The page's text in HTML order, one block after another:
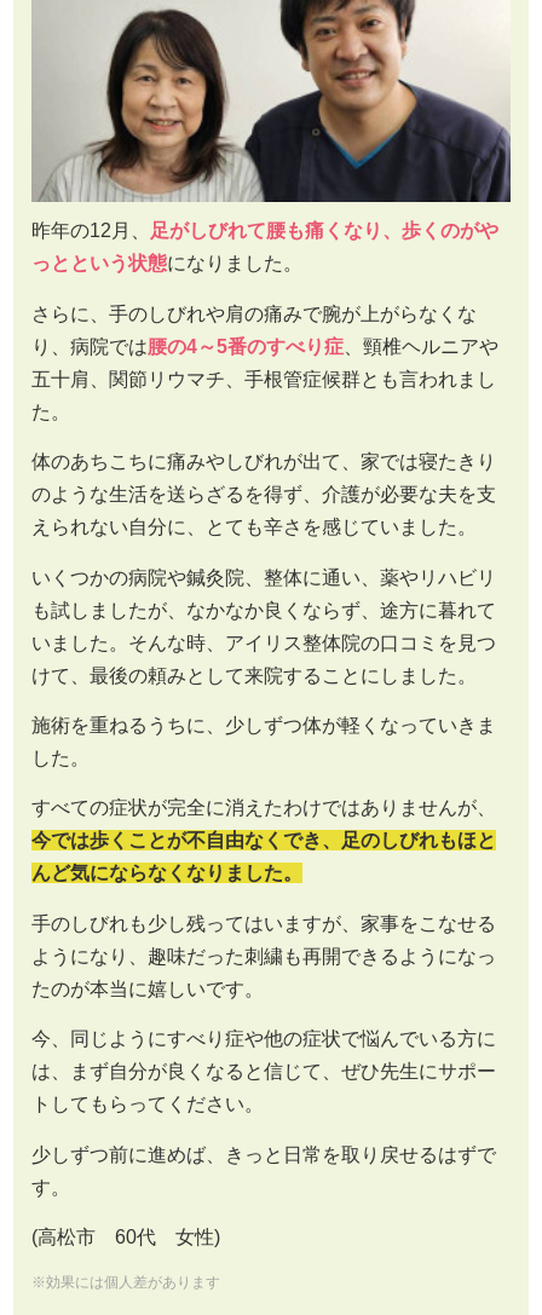
昨年の12月、 足がしびれて腰も痛くなり、歩くのがや
っとという状態になりました。
さらに、手のしびれや肩の痛みで腕が上がらなくな
り、病院では腰の4～5番のすべり症 、頸椎ヘルニアや
五十肩、関節リウマチ、手根管症候群とも言われまし
た。
体のあちこちに痛みやしびれが出て、家では寝たきり
のような生活を送らざるを得ず、介護が必要な夫を支
えられない自分に、とても辛さを感じていました。
いくつかの病院や鍼灸院、整体に通い、薬やリハビリ
も試しましたが、なかなか良くならず、途方に暮れて
いました。そんな時、アイリス整体院の口コミを見つ
けて、最後の頼みとして来院することにしました。
施術を重ねるうちに、少しずつ体が軽くなっていきま
した。
すべての症状が完全に消えたわけではありませんが、
今では歩くことが不自由なくでき、足のしびれもほと
んど気にならなくなりました。
手のしびれも少し残ってはいますが、家事をこなせる
ようになり、趣味だった刺繍も再開できるようになっ
たのが本当に嬉しいです。
今、同じようにすべり症や他の症状で悩んでいる方に
は、まず自分が良くなると信じて、ぜひ先生にサポー
トしてもらってください。
少しずつ前に進めば、きっと日常を取り戻せるはずで
す。
(高松市 60代 女性)
※効果には個人差があります